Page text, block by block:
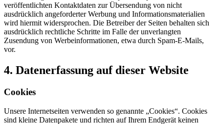
veröffentlichten Kontaktdaten zur Übersendung von nicht
ausdrücklich angeforderter Werbung und Informationsmaterialien
wird hiermit widersprochen. Die Betreiber der Seiten behalten sich
ausdrücklich rechtliche Schritte im Falle der unverlangten
Zusendung von Werbeinformationen, etwa durch Spam-E-Mails,
vor.
4. Datenerfassung auf dieser Website
Cookies
Unsere Internetseiten verwenden so genannte „Cookies“. Cookies
sind kleine Datenpakete und richten auf Ihrem Endgerät keinen